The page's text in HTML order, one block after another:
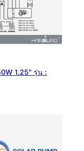
1.25″ รุ่น :